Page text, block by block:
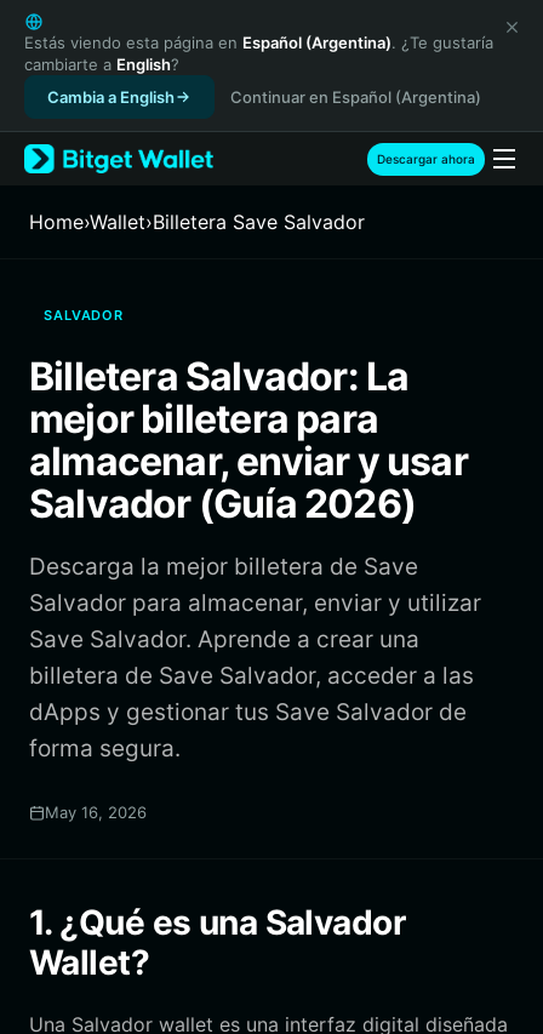
English
日本語
Tiếng Việt
Русский
Español (Latinoamérica)
Türkçe
Français
繁體中文
Bahasa Indonesia
ภาษาไทย
Español
Português (Brasil)
Estás viendo esta página en Español (Argentina). ¿Te gustaría
cambiarte a English?
Cambia a English
Continuar en Español (Argentina)
Descargar ahora
Home›Wallet›Billetera Save Salvador
SALVADOR
Billetera Salvador: La
mejor billetera para
almacenar, enviar y usar
Salvador (Guía 2026)
Descarga la mejor billetera de Save
Salvador para almacenar, enviar y utilizar
Save Salvador. Aprende a crear una
billetera de Save Salvador, acceder a las
dApps y gestionar tus Save Salvador de
forma segura.
May 16, 2026
1. ¿Qué es una Salvador
Wallet?
Una Salvador wallet es una interfaz digital diseñada